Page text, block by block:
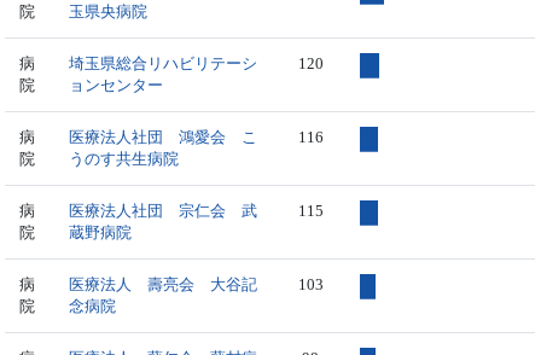
院
玉県央病院
病
院
埼玉県総合リハビリテーシ
ョンセンター
120
病
院
医療法人社団 鴻愛会 こ
うのす共生病院
116
病
院
医療法人社団 宗仁会 武
蔵野病院
115
病
院
医療法人 壽亮会 大谷記
念病院
103